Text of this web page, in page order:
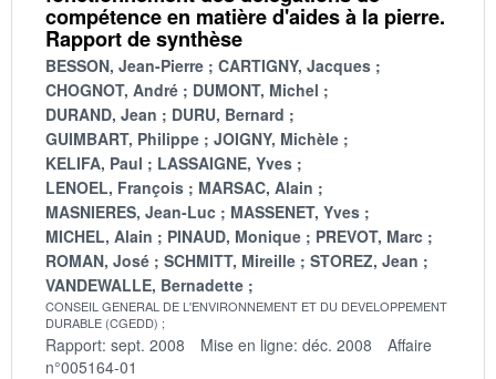
compétence en matière d'aides à la pierre.
Rapport de synthèse
BESSON, Jean-Pierre
CARTIGNY, Jacques
CHOGNOT, André
DUMONT, Michel
DURAND, Jean
DURU, Bernard
GUIMBART, Philippe
JOIGNY, Michèle
KELIFA, Paul
LASSAIGNE, Yves
LENOEL, François
MARSAC, Alain
MASNIERES, Jean-Luc
MASSENET, Yves
MICHEL, Alain
PINAUD, Monique
PREVOT, Marc
ROMAN, José
SCHMITT, Mireille
STOREZ, Jean
VANDEWALLE, Bernadette
CONSEIL GENERAL DE L'ENVIRONNEMENT ET DU DEVELOPPEMENT
DURABLE (CGEDD)
Rapport: sept. 2008 Mise en ligne: déc. 2008
Affaire
n°005164-01